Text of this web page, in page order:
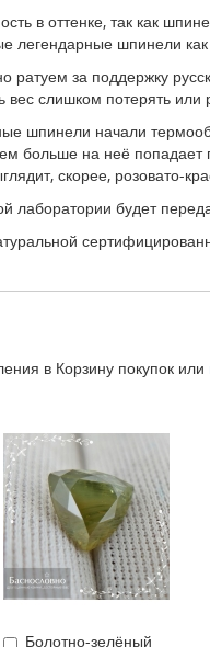
в оттенке, так как
легендарные шпинели как
ратуем за поддержку
вес слишком потерять
шпинели начали
больше на неё
скорее, розовато-
лаборатории будет
в Корзину покупок или
Болотно-зелёный
Купить